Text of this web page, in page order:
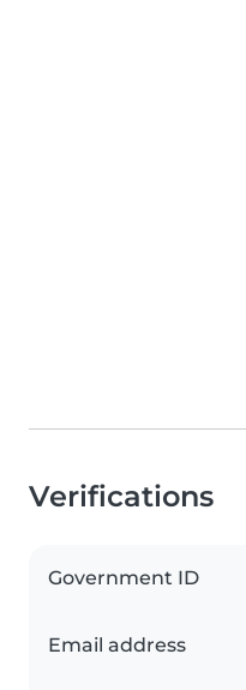
Verifications
Government ID
Email address